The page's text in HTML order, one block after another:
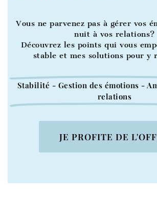
Vous ne parvenez pas à gérer vos
nuit à vos relations?
Découvrez les points qui vous
stable et mes solutions pour y
Stabilité - Gestion des émotions -
relations
JE PROFITE DE